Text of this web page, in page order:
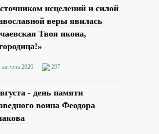
исцелений и силой
веры явилась
Твоя икона,
августа 2026 297
- день памяти
воина Феодора